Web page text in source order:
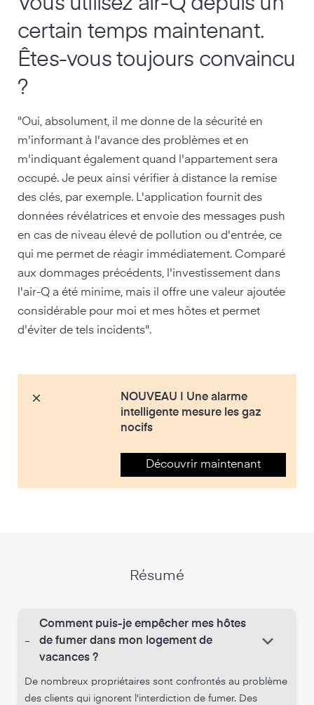
certain temps maintenant.
Êtes-vous toujours convaincu
?
"Oui, absolument, il me donne de la sécurité en
m'informant à l'avance des problèmes et en
m'indiquant également quand l'appartement sera
occupé. Je peux ainsi vérifier à distance la remise
des clés, par exemple. L'application fournit des
données révélatrices et envoie des messages push
en cas de niveau élevé de pollution ou d'entrée, ce
qui me permet de réagir immédiatement. Comparé
aux dommages précédents, l'investissement dans
l'air-Q a été minime, mais il offre une valeur ajoutée
considérable pour moi et mes hôtes et permet
d'éviter de tels incidents".
NOUVEAU | Une alarme
intelligente mesure les gaz
nocifs
Découvrir maintenant
Résumé
-
Comment puis-je empêcher mes hôtes
de fumer dans mon logement de
vacances ?
keyboard_arrow_down
De nombreux propriétaires sont confrontés au problème
des clients qui ignorent l'interdiction de fumer. Des